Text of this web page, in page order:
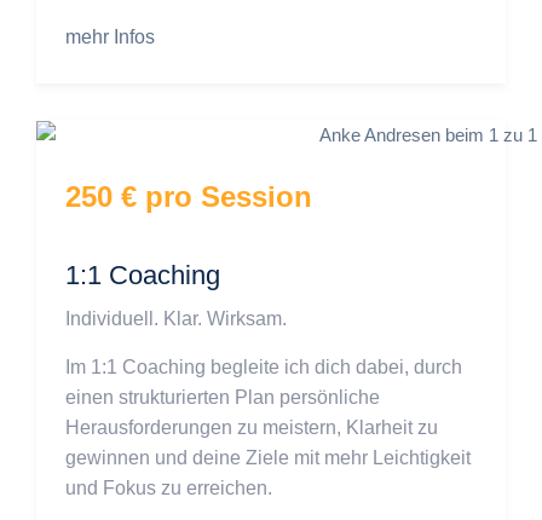
mehr Infos
250 € pro Session
1:1 Coaching
Individuell. Klar. Wirksam.
Im 1:1 Coaching begleite ich dich dabei, durch
einen strukturierten Plan persönliche
Herausforderungen zu meistern, Klarheit zu
gewinnen und deine Ziele mit mehr Leichtigkeit
und Fokus zu erreichen.